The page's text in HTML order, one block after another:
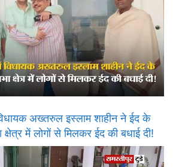
अख्तरुल इस्लाम शाहीन ने ईद के
क्षेत्र में लोगों से मिलकर ईद की बधाई दी!